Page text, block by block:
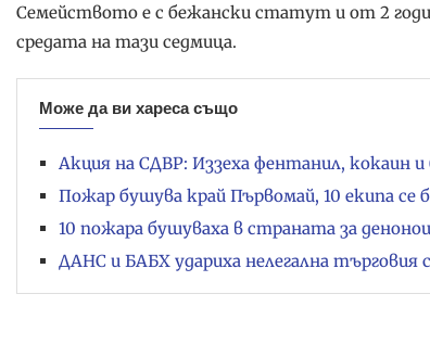
Семейството е с бежански статут и от 2
средата на тази седмица.
Може да ви хареса също
Акция на СДВР: Иззеха фентанил, кокаин
Пожар бушува край Първомай, 10 екипа се
10 пожара бушуваха в страната за
ДАНС и БАБХ удариха нелегална търговия